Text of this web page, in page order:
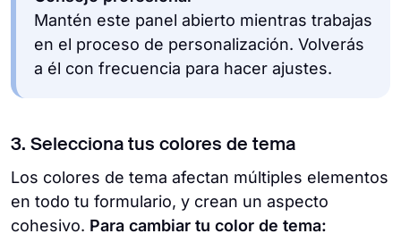
Mantén este panel abierto mientras trabajas
en el proceso de personalización. Volverás
a él con frecuencia para hacer ajustes.
3. Selecciona tus colores de tema
Los colores de tema afectan múltiples elementos
en todo tu formulario, y crean un aspecto
cohesivo. Para cambiar tu color de tema: